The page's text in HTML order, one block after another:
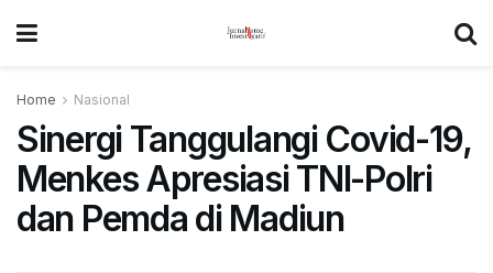
Home Nasional
Sinergi Tanggulangi Covid-19,
Menkes Apresiasi TNI-Polri
dan Pemda di Madiun